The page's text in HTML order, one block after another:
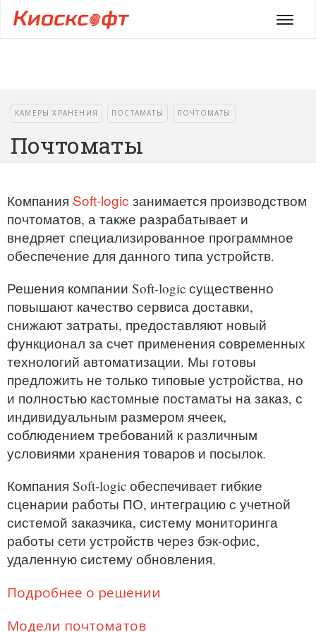
Меню
КАМЕРЫ ХРАНЕНИЯ ПОСТАМАТЫ ПОЧТОМАТЫ
Почтоматы
Компания Soft-logic занимается производством
почтоматов, а также разрабатывает и
внедряет специализированное программное
обеспечение для данного типа устройств.
Решения компании Soft-logic существенно
повышают качество сервиса доставки,
снижают затраты, предоставляют новый
функционал за счет применения современных
технологий автоматизации. Мы готовы
предложить не только типовые устройства, но
и полностью кастомные постаматы на заказ, с
индивидуальным размером ячеек,
соблюдением требований к различным
условиями хранения товаров и посылок.
Компания Soft-logic обеспечивает гибкие
сценарии работы ПО, интеграцию с учетной
системой заказчика, систему мониторинга
работы сети устройств через бэк-офис,
удаленную систему обновления.
Подробнее о решении
Модели почтоматов